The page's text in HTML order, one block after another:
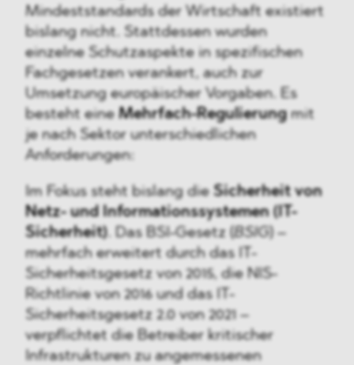
Mindeststandards der Wirtschaft existiert
bislang nicht. Stattdessen wurden
einzelne Schutzaspekte in spezifischen
Fachgesetzen verankert, auch zur
Umsetzung europäischer Vorgaben. Es
besteht eine Mehrfach-Regulierungmit
je nach Sektor unterschiedlichen
Anforderungen:
Im Fokus steht bislang die Sicherheit von
Netz- und Informationssystemen (IT-
Sicherheit). Das BSI-Gesetz ( BSIG ) –
mehrfach erweitert durch das IT-
Sicherheitsgesetz von 2015, die NIS-
Richtlinie von 2016 und das IT-
Sicherheitsgesetz 2.0 von 2021 –
verpflichtet die Betreiber kritischer
Infrastrukturen zu angemessenen